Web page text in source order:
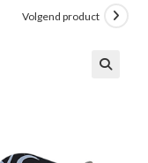
Volgend product